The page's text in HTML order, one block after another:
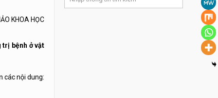
KHOA HỌC
trị bệnh ở vật
các nội dung: